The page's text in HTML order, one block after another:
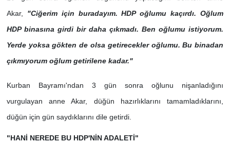
Akar, "Ciğerim için buradayım. HDP oğlumu kaçırdı. Oğlum
HDP binasına girdi bir daha çıkmadı. Ben oğlumu istiyorum.
Yerde yoksa gökten de olsa getirecekler oğlumu. Bu binadan
çıkmıyorum oğlum getirilene kadar."
Kurban Bayramı'ndan 3 gün sonra oğlunu nişanladığını
vurgulayan anne Akar, düğün hazırlıklarını tamamladıklarını,
düğün için gün saydıklarını dile getirdi.
"HANİ NEREDE BU HDP'NİN ADALETİ"